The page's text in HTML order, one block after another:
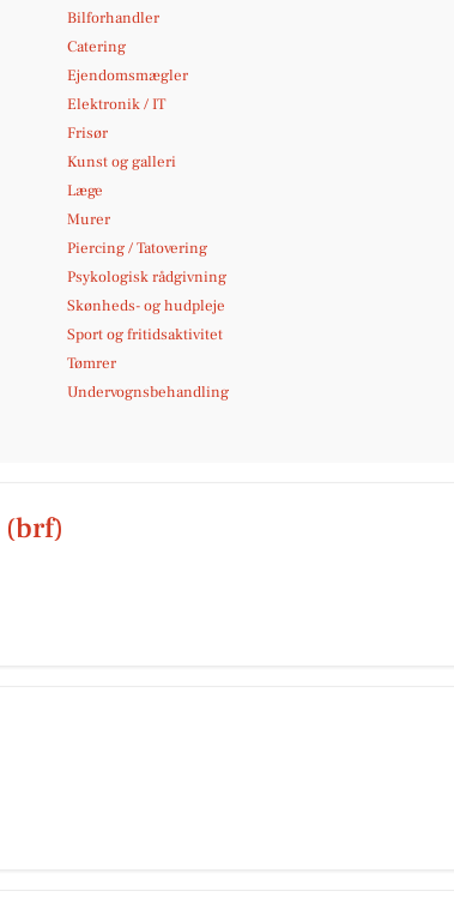
Bilforhandler
Catering
Ejendomsmægler
Elektronik / IT
Frisør
Kunst og galleri
Læge
Murer
Piercing / Tatovering
Psykologisk rådgivning
Skønheds- og hudpleje
Sport og fritidsaktivitet
Tømrer
Undervognsbehandling